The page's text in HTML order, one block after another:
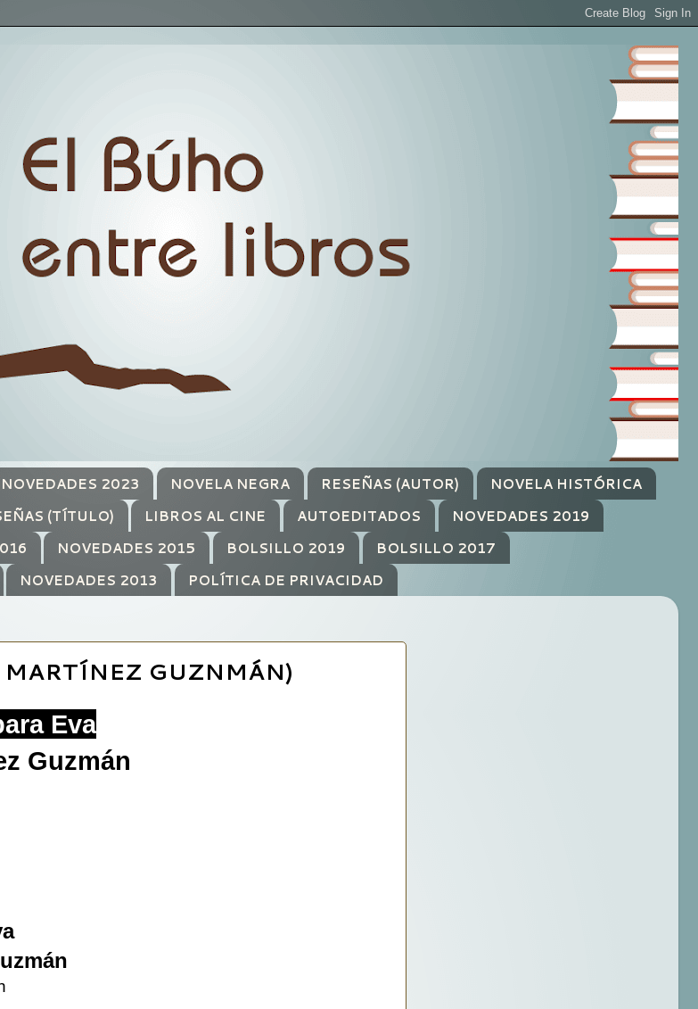
NOVEDADES 2023 NOVELA NEGRA RESEÑAS (AUTOR)
NOVELA HISTÓRICA
(TÍTULO) LIBROS AL CINE AUTOEDITADOS
NOVEDADES 2019
NOVEDADES 2015 BOLSILLO 2019
BOLSILLO 2017
NOVEDADES 2013 POLÍTICA DE PRIVACIDAD
MARTÍNEZ GUZNMÁN)
Eva
Guzmán